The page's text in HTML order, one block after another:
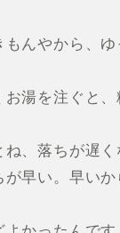
んやから、
湯を注ぐと
ね、落ちが遅
早い。早いか